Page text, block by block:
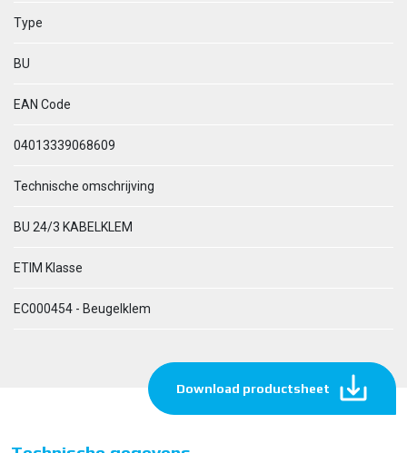
Type
BU
EAN Code
04013339068609
Technische omschrijving
BU 24/3 KABELKLEM
ETIM Klasse
EC000454 - Beugelklem
Download productsheet